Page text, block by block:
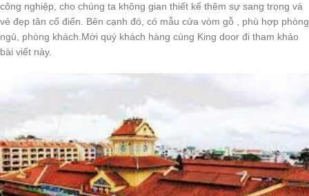
công nghiệp, cho chúng ta không gian thiết kế thêm sự sang trọng và
vẻ đẹp tân cổ điển. Bên cạnh đó, có mẫu cửa vòm gỗ , phù hợp phòng
ngủ, phòng khách.Mời quý khách hàng cùng King door đi tham khảo
bài viết này.